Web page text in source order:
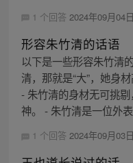
1 个回答 2024年09月04
形容朱竹清的话语
以下是一些形容朱竹清
清，那就是“大”，她身
- 朱竹清的身材无可挑
神。 - 朱竹清是一位外
1 个回答 2024年09月03